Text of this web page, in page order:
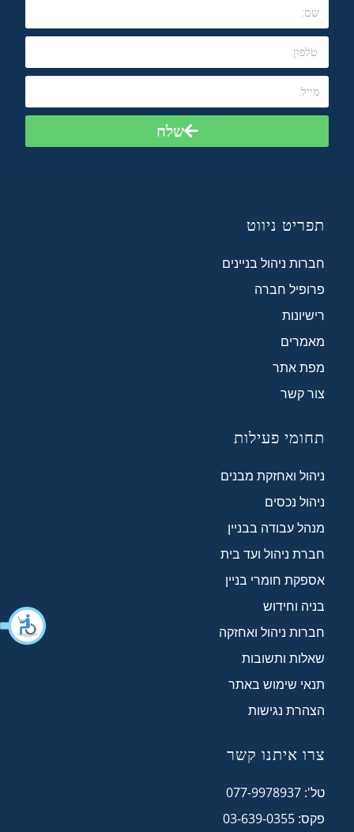
שלח
תפריט ניווט
חברות ניהול בניינים
פרופיל חברה
רישיונות
מאמרים
מפת אתר
צור קשר
תחומי פעילות
ניהול ואחזקת מבנים
ניהול נכסים
מנהל עבודה בבניין
חברת ניהול ועד בית
אספקת חומרי בניין
בניה וחידוש
חברות ניהול ואחזקה
שאלות ותשובות
תנאי שימוש באתר
הצהרת נגישות
צרו איתנו קשר
טל': 077-9978937
פקס: 03-639-0355